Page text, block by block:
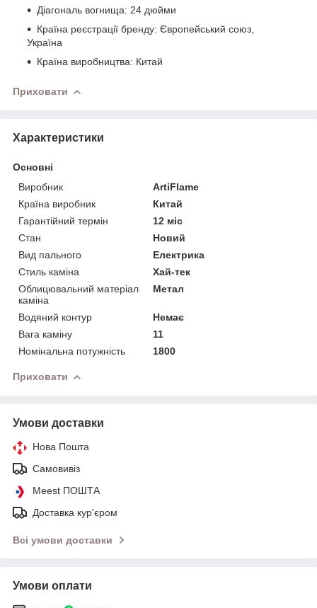
Діагональ вогнища: 24 дюйми
Країна реєстрації бренду: Європейський союз,
Україна
Країна виробництва: Китай
Приховати
Характеристики
Основні
Виробник
ArtiFlame
Країна виробник
Китай
Гарантійний термін
12 міс
Стан
Новий
Вид пального
Електрика
Стиль каміна
Хай-тек
Облицювальний матеріал
каміна
Метал
Водяний контур
Немає
Вага каміну
11
Номінальна потужність
1800
Приховати
Умови доставки
Нова Пошта
Самовивіз
Meest ПОШТА
Доставка кур'єром
Всі умови доставки
Умови оплати